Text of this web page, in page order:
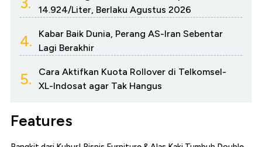
14.924/Liter, Berlaku Agustus 2026
4.
Kabar Baik Dunia, Perang AS-Iran Sebentar
Lagi Berakhir
5.
Cara Aktifkan Kuota Rollover di Telkomsel-
XL-Indosat agar Tak Hangus
Features